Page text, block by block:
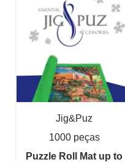
Jig&Puz
1000 peças
Puzzle Roll Mat up to